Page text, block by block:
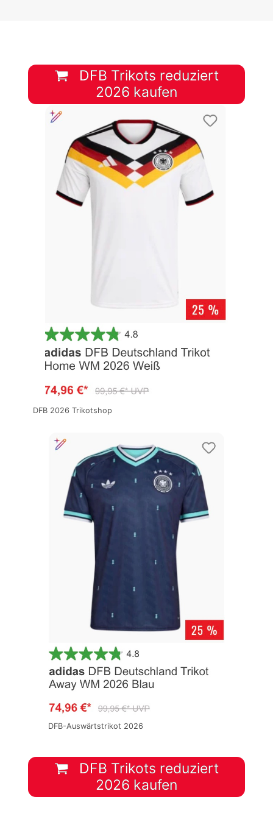
DFB Trikots reduziert
2026 kaufen
DFB 2026 Trikotshop
DFB-Auswärtstrikot 2026
DFB Trikots reduziert
2026 kaufen